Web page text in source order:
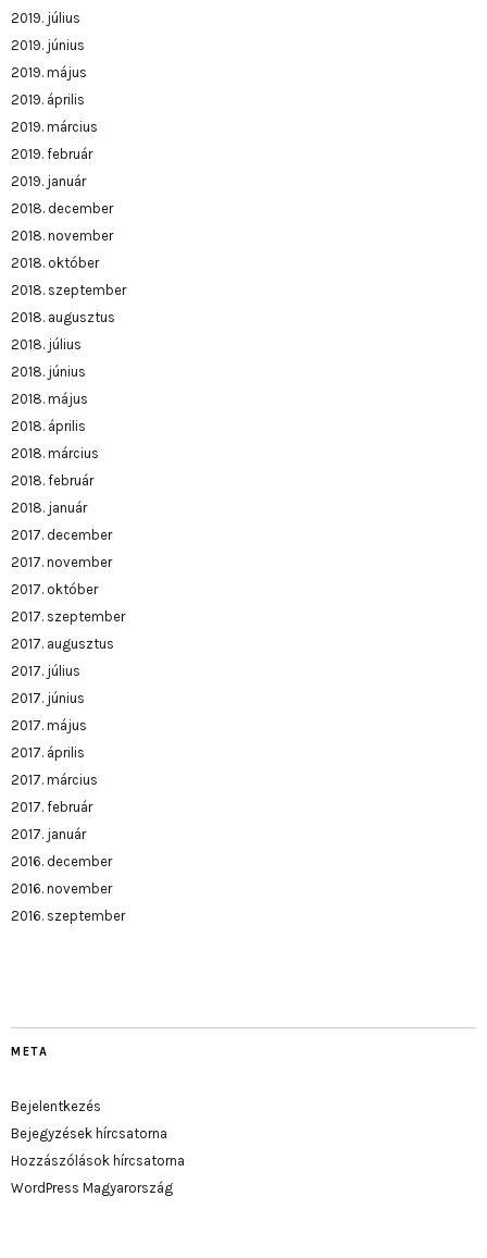
2019. július
2019. június
2019. május
2019. április
2019. március
2019. február
2019. január
2018. december
2018. november
2018. október
2018. szeptember
2018. augusztus
2018. július
2018. június
2018. május
2018. április
2018. március
2018. február
2018. január
2017. december
2017. november
2017. október
2017. szeptember
2017. augusztus
2017. július
2017. június
2017. május
2017. április
2017. március
2017. február
2017. január
2016. december
2016. november
2016. szeptember
META
Bejelentkezés
Bejegyzések hírcsatorna
Hozzászólások hírcsatorna
WordPress Magyarország